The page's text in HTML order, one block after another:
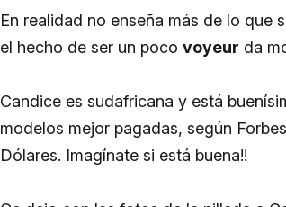
En realidad no enseña más de lo que
el hecho de ser un poco voyeur da
Candice es sudafricana y está
modelos mejor pagadas, según
Dólares. Imagínate si está buena!!